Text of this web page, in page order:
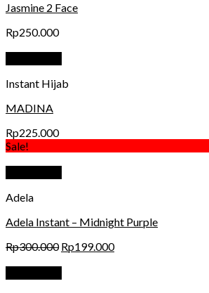
Jasmine 2 Face
Rp250.000
Instant Hijab
MADINA
Rp225.000
Sale!
Adela
Adela Instant – Midnight Purple
Rp300.000 Rp199.000